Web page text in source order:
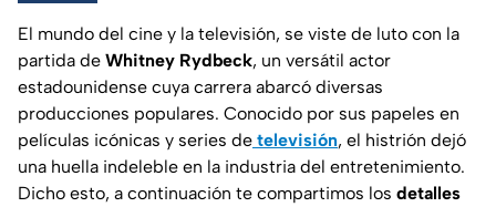
El mundo del cine y la televisión, se viste de luto con la
partida de Whitney Rydbeck, un versátil actor
estadounidense cuya carrera abarcó diversas
producciones populares. Conocido por sus papeles en
películas icónicas y series de televisión, el histrión dejó
una huella indeleble en la industria del entretenimiento.
Dicho esto, a continuación te compartimos los detalles